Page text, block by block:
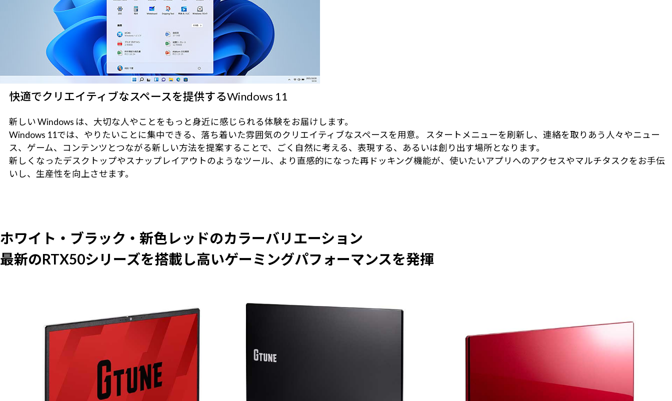
快適でクリエイティブなスペースを提供するWindows 11
新しい Windows は、大切な人やことをもっと身近に感じられる体験をお届けします。
Windows 11では、やりたいことに集中できる、落ち着いた雰囲気のクリエイティブなスペースを用意。 スタートメニューを刷新し、連絡を取りあう人々やニュー
ス、ゲーム、コンテンツとつながる新しい方法を提案することで、ごく自然に考える、表現する、あるいは創り出す場所となります。
新しくなったデスクトップやスナップレイアウトのようなツール、より直感的になった再ドッキング機能が、使いたいアプリへのアクセスやマルチタスクをお手伝
いし、生産性を向上させます。
ホワイト・ブラック・新色レッドのカラーバリエーション
最新のRTX50シリーズを搭載し高いゲーミングパフォーマンスを発揮